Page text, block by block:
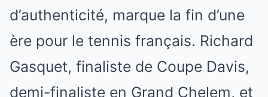
d’authenticité, marque la fin d’une
ère pour le tennis français. Richard
Gasquet, finaliste de Coupe Davis,
demi-finaliste en Grand Chelem, et